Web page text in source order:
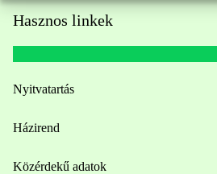
Hasznos linkek
Nyitvatartás
Házirend
Közérdekű adatok